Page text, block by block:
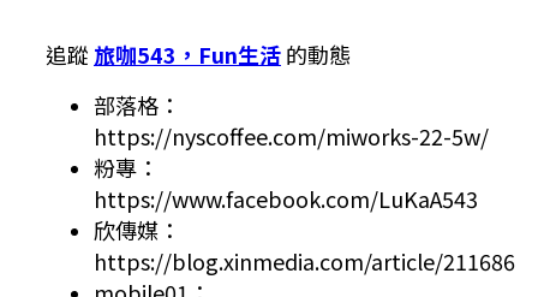
追蹤 旅咖543，Fun生活的動態
部落格：
https://nyscoffee.com/miworks-22-5w/
粉專：
https://www.facebook.com/LuKaA543
欣傳媒：
https://blog.xinmedia.com/article/211686